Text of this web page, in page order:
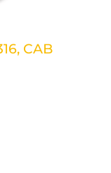
CAB